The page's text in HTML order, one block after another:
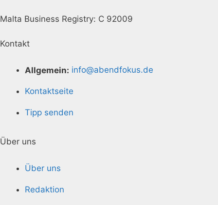
Malta Business Registry: C 92009
Kontakt
Allgemein: info@abendfokus.de
Kontaktseite
Tipp senden
Über uns
Über uns
Redaktion